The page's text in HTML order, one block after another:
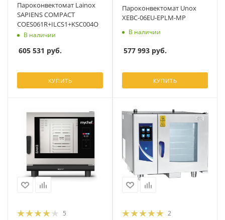
Пароконвектомат Lainox
SAPIENS COMPACT
COES061R+ILCS1+KSC004O
В наличии
605 531 руб.
КУПИТЬ
Пароконвектомат Unox
XEBC-06EU-EPLM-MP
В наличии
577 993 руб.
КУПИТЬ
5 2